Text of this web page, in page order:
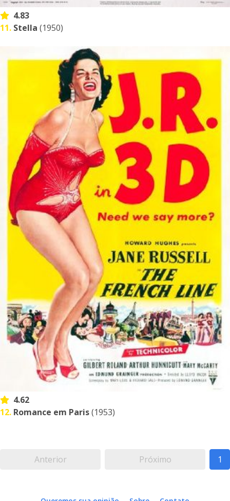
4.83
11. Stella (1950)
4.62
12. Romance em Paris(1953)
Anterior Próximo 1